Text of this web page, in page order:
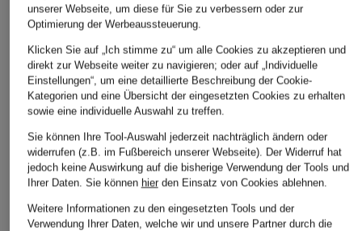
unserer Webseite, um diese für Sie zu verbessern oder zur
Optimierung der Werbeaussteuerung.
Klicken Sie auf „Ich stimme zu“ um alle Cookies zu akzeptieren und
direkt zur Webseite weiter zu navigieren; oder auf „Individuelle
Einstellungen“, um eine detaillierte Beschreibung der Cookie-
Kategorien und eine Übersicht der eingesetzten Cookies zu erhalten
sowie eine individuelle Auswahl zu treffen.
Sie können Ihre Tool-Auswahl jederzeit nachträglich ändern oder
widerrufen (z.B. im Fußbereich unserer Webseite). Der Widerruf hat
jedoch keine Auswirkung auf die bisherige Verwendung der Tools und
Ihrer Daten. Sie können hierden Einsatz von Cookies ablehnen.
Weitere Informationen zu den eingesetzten Tools und der
Verwendung Ihrer Daten, welche wir und unsere Partner durch die